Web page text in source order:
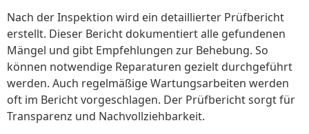
Nach der Inspektion wird ein detaillierter Prüfbericht
erstellt. Dieser Bericht dokumentiert alle gefundenen
Mängel und gibt Empfehlungen zur Behebung. So
können notwendige Reparaturen gezielt durchgeführt
werden. Auch regelmäßige Wartungsarbeiten werden
oft im Bericht vorgeschlagen. Der Prüfbericht sorgt für
Transparenz und Nachvollziehbarkeit.